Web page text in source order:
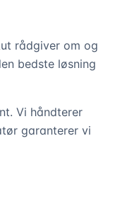
rådgiver om og
bedste løsning
Vi håndterer
garanterer vi